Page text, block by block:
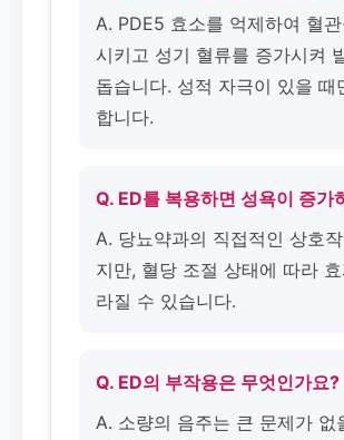
A. PDE5 효소를 억제하여 혈
시키고 성기 혈류를 증가시켜
돕습니다. 성적 자극이 있을 때
합니다.
Q. ED를 복용하면 성욕이 증가
A. 당뇨약과의 직접적인 상호
지만, 혈당 조절 상태에 따라
라질 수 있습니다.
Q. ED의 부작용은 무엇인가요?
A. 소량의 음주는 큰 문제가 없